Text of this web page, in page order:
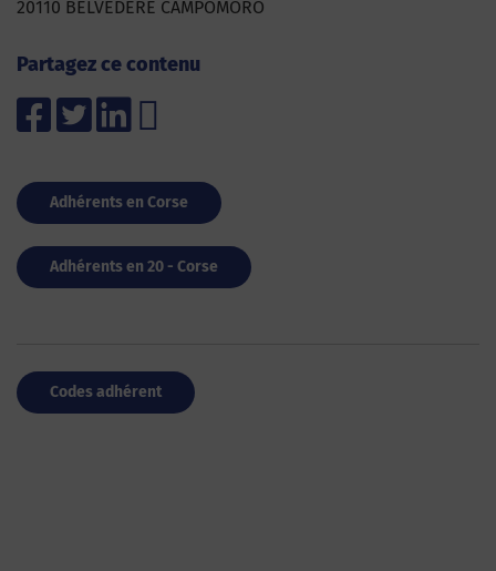
20110 BELVEDERE CAMPOMORO
Partagez ce contenu
Adhérents en Corse
Adhérents en 20 - Corse
Codes adhérent